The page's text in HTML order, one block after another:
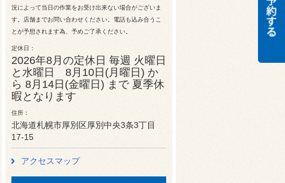
況によって当日の作業をお受け出来ない場合がございま
す。店舗までお問い合わせください。電話も込み合うこ
とが予想されます為、予めご了承ください。
定休日
2026年8月の定休日 毎週 火曜日
と水曜日 8月10日(月曜日) か
ら 8月14日(金曜日) まで 夏季休
暇となります
住所
北海道札幌市厚別区厚別中央3条3丁目
17-15
アクセスマップ